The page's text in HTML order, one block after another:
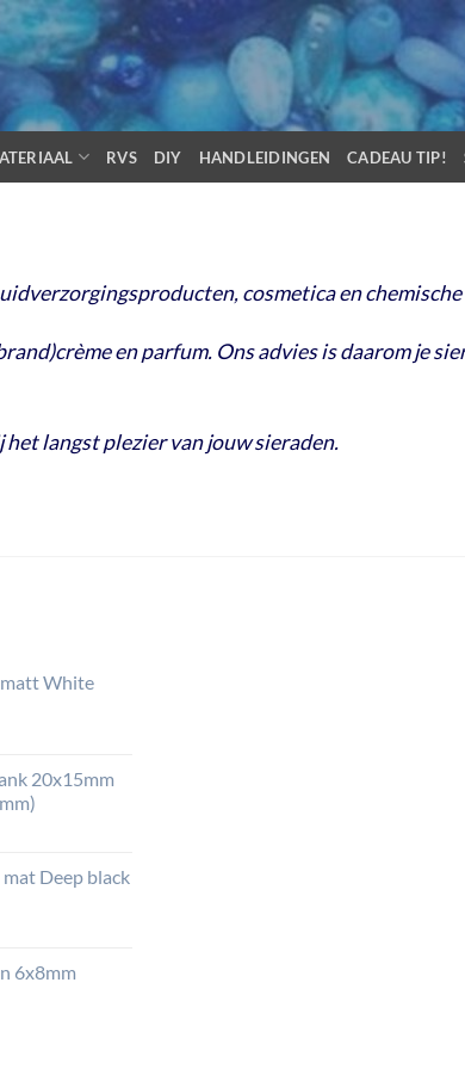
RVS DIY HANDLEIDINGEN CADEAU TIP!
cosmetica en
en parfum. Ons advies is daarom je
langst plezier van jouw sieraden.
White
20x15mm
Deep black
6x8mm